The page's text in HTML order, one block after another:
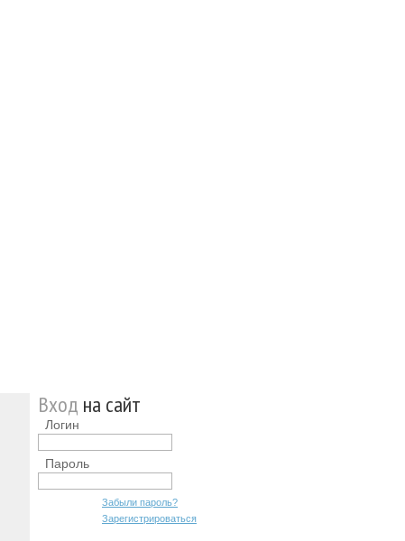
Вход на сайт
Логин
Пароль
Забыли пароль?
Зарегистрироваться